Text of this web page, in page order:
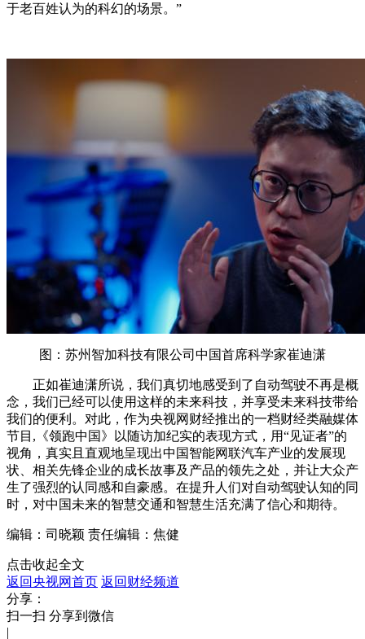
于老百姓认为的科幻的场景。”
图：苏州智加科技有限公司中国首席科学家崔迪潇
正如崔迪潇所说，我们真切地感受到了自动驾驶不再是概
念，我们已经可以使用这样的未来科技，并享受未来科技带给
我们的便利。对此，作为央视网财经推出的一档财经类融媒体
节目,《领跑中国》以随访加纪实的表现方式，用“见证者”的
视角，真实且直观地呈现出中国智能网联汽车产业的发展现
状、相关先锋企业的成长故事及产品的领先之处，并让大众产
生了强烈的认同感和自豪感。在提升人们对自动驾驶认知的同
时，对中国未来的智慧交通和智慧生活充满了信心和期待。
编辑：司晓颖 责任编辑：焦健
点击收起全文
返回央视网首页 返回财经频道
分享：
扫一扫 分享到微信
|